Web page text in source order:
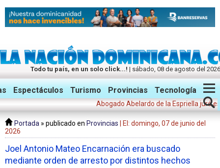
Todo tu país, en un solo click...! | sábado, 08 de agosto del 2026
Twitter Facebook Instagram
Espectáculos Turismo Provincias Tecnología
Abogado Abelardo de la Espriella juró este
Portada » publicado en Provincias
| El: domingo, 07 de junio del
2026
Joel Antonio Mateo Encarnación era buscado
mediante orden de arresto por distintos hechos